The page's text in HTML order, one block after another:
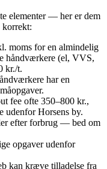
elementer — her er dem
korrekt:
moms for en almindelig
håndværkere (el, VVS,
kr./t.
har en
fee ofte 350–800 kr.,
udenfor Horsens by.
efter forbrug — bed om
opgaver udenfor
kan kræve tilladelse fra